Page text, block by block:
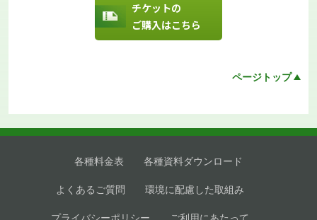
チケットの
ご購入はこちら
ページトップ
各種料金表 各種資料ダウンロード
よくあるご質問 環境に配慮した取組み